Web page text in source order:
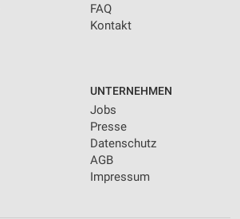
FAQ
Kontakt
UNTERNEHMEN
Jobs
Presse
Datenschutz
AGB
Impressum